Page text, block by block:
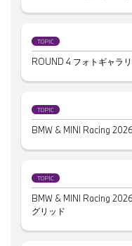
TOPIC
ROUND 4 フォトギャラ
TOPIC
BMW & MINI Racing
TOPIC
BMW & MINI Racing
グリッド